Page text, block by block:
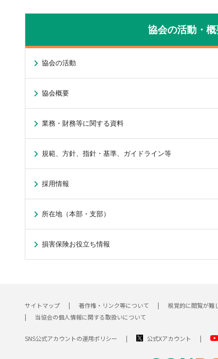
協会の活動・概
協会の活動
協会概要
業務・財務等に関する資料
規範、方針、指針・基準、ガイドライン等
採用情報
所在地（本部・支部）
損害保険お役立ち情報
サイトマップ 著作権・リンク等について
視覚的に閲覧が難
当協会の個人情報に関する取扱いについて
SNS公式アカウントの運用ポリシー 公式Xアカウント